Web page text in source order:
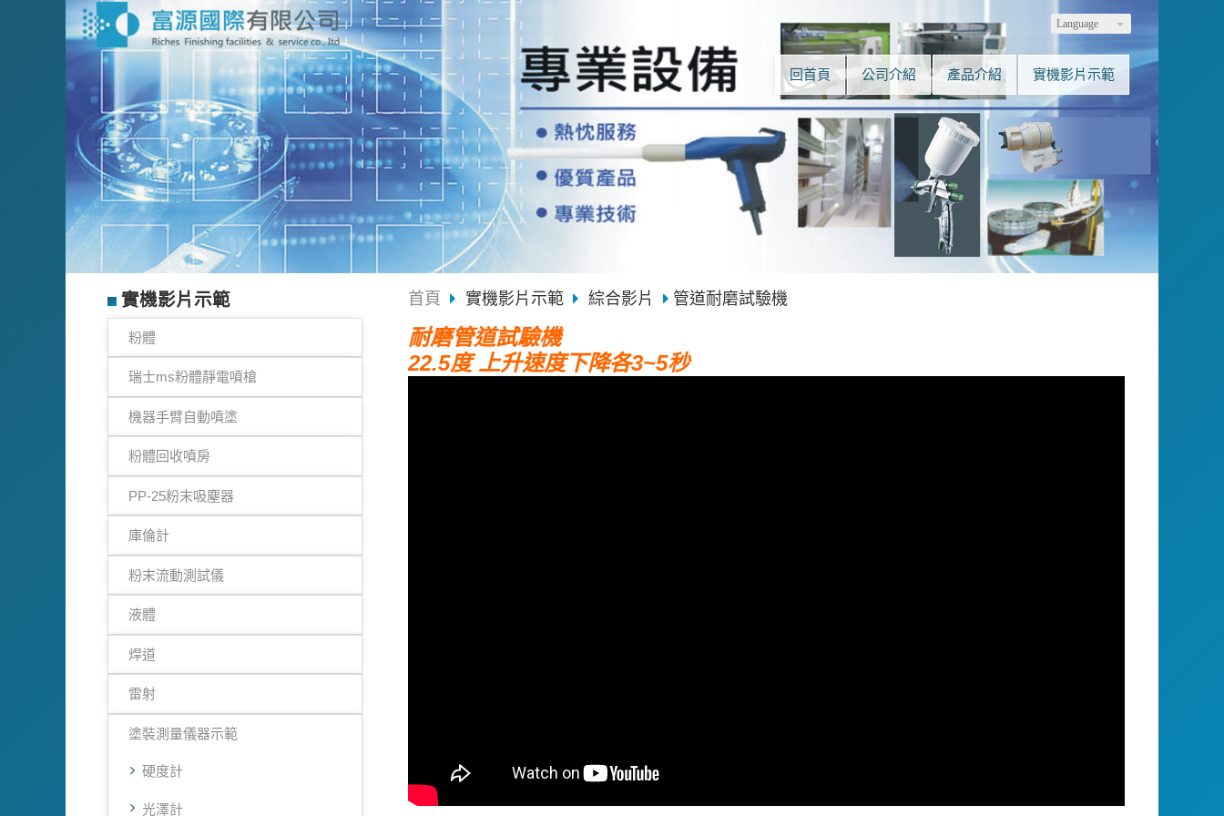
Language
回首頁 公司介紹 產品介紹 實機影片示範
實機影片示範
粉體
瑞士ms粉體靜電噴槍
機器手臂自動噴塗
粉體回收噴房
PP-25粉末吸塵器
庫倫計
粉末流動測試儀
液體
焊道
雷射
塗裝測量儀器示範
硬度計
光澤計
首頁 實機影片示範 綜合影片 管道耐磨試驗機
耐磨管道試驗機
22.5度 上升速度下降各3~5秒